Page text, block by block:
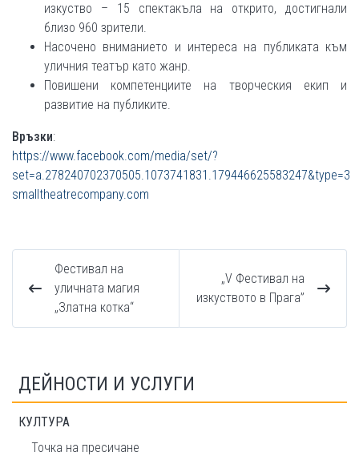
изкуство – 15 спектакъла на открито, достигнали
близо 960 зрители.
Насочено вниманието и интереса на публиката към
уличния театър като жанр.
Повишени компетенциите на творческия екип и
развитие на публиките.
Връзки:
https://www.facebook.com/media/set/?
set=a.278240702370505.1073741831.179446625583247&type=3
smalltheatrecompany.com
Фестивал на
уличната магия
„Златна котка“
„V Фестивал на
изкуството в Прага”
ДЕЙНОСТИ И УСЛУГИ
КУЛТУРА
Точка на пресичане